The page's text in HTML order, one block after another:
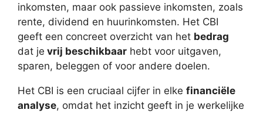
inkomsten, maar ook passieve inkomsten, zoals
rente, dividend en huurinkomsten. Het CBI
geeft een concreet overzicht van het bedrag
dat je vrij beschikbaar hebt voor uitgaven,
sparen, beleggen of voor andere doelen.
Het CBI is een cruciaal cijfer in elke financiële
analyse, omdat het inzicht geeft in je werkelijke